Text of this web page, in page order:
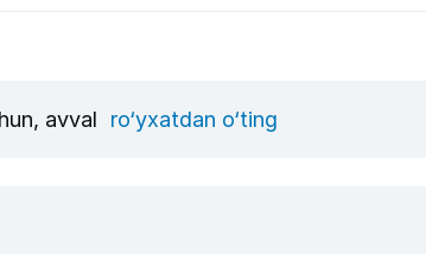
avval ro‘yxatdan o‘ting